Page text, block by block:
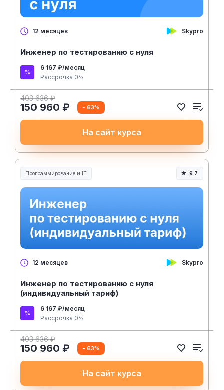
12 месяцев Skypro
Инженер по тестированию с нуля
6 167 ₽/месяц
Рассрочка 0%
403 636 ₽
150 960 ₽ - 63%
На сайт курса
Программирование и IT 9.7
12 месяцев Skypro
Инженер по тестированию с нуля
(индивидуальный тариф)
6 167 ₽/месяц
Рассрочка 0%
403 636 ₽
150 960 ₽ - 63%
На сайт курса